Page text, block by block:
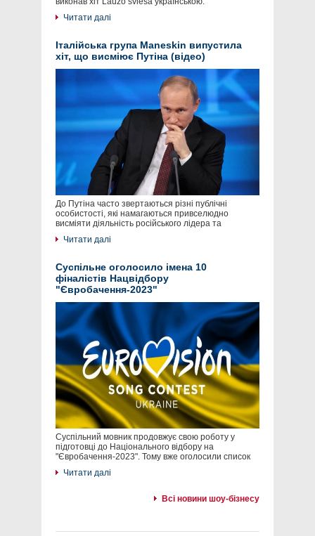
Читати далі
Італійська група Maneskin випустила
хіт, що висміює Путіна (відео)
До Путіна часто звертаються різні публічні
особистості, які намагаються привселюдно
висміяти діяльність російського лідера та
Читати далі
Суспільне оголосило імена 10
фіналістів Нацвідбору
"Євробачення-2023"
Суспільний мовник продовжує свою роботу у
підготовці до Національного відбору на
"Євробачення-2023". Тому вже оголосили список
Читати далі
Всі новини шоу-бізнесу